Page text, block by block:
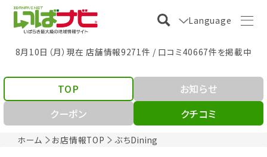
Language
8月10日（月）現在 店舗情報9271件 / 口コミ40667件を掲載中
ホーム お店情報TOP ぶちDining
TOP
お知らせ
クーポン
クチコミ